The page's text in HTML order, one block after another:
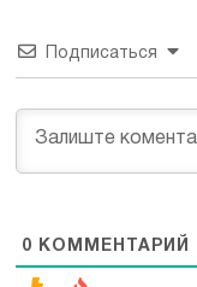
Подписаться
0 КОММЕНТАРИЙ